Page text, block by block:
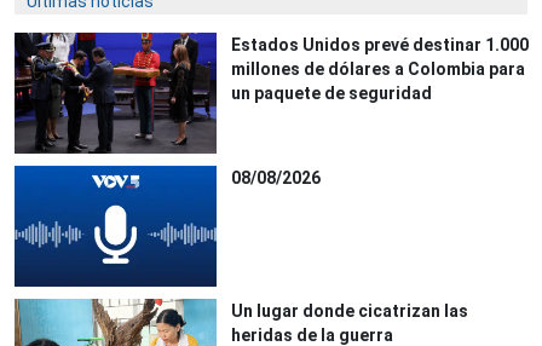
Estados Unidos prevé destinar 1.000
millones de dólares a Colombia para
un paquete de seguridad
08/08/2026
Un lugar donde cicatrizan las
heridas de la guerra